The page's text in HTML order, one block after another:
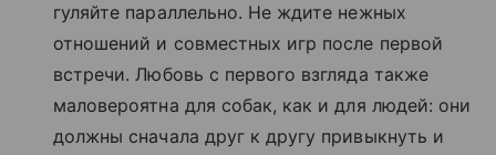
гуляйте параллельно. Не ждите нежных
отношений и совместных игр после первой
встречи. Любовь с первого взгляда также
маловероятна для собак, как и для людей: они
должны сначала друг к другу привыкнуть и